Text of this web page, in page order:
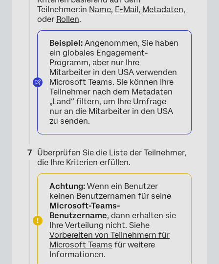
×
×
Teilnehmer:in Name, E-Mail , Metadaten,
oder Rollen.
Beispiel: Angenommen, Sie haben
ein globales Engagement-
Programm, aber nur Ihre
Mitarbeiter in den USA verwenden
Microsoft Teams. Sie können Ihre
Teilnehmer nach dem Metadaten
„Land“ filtern, um Ihre Umfrage
nur an die Mitarbeiter in den USA
zu senden.
Überprüfen Sie die Liste der Teilnehmer,
die Ihre Kriterien erfüllen.
Achtung: Wenn ein Benutzer
keinen Benutzernamen für seine
Microsoft-Teams-
Benutzername, dann erhalten sie
Ihre Verteilung nicht. Siehe
Vorbereiten von Teilnehmern für
Microsoft Teams für weitere
Informationen.